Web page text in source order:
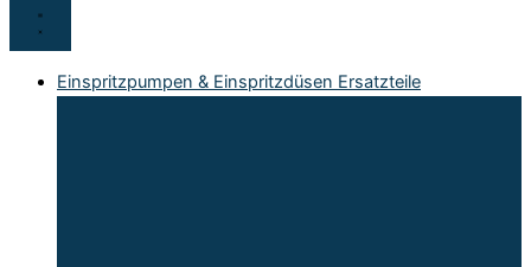
Einspritzpumpen & Einspritzdüsen Ersatzteile